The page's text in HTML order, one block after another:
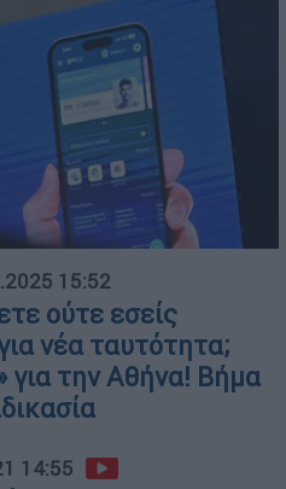
15:52
ούτε εσείς
νέα ταυτότητα;
για την Αθήνα! Βήμα
14:55